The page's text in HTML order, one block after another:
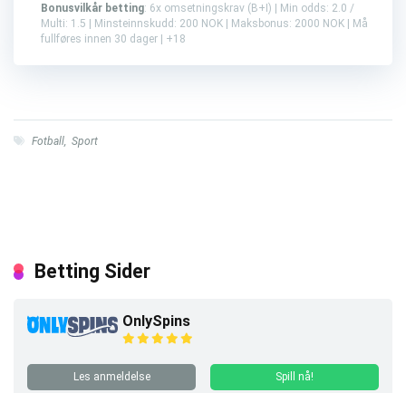
Bonusvilkår betting: 6x omsetningskrav (B+I) | Min odds: 2.0 /
Multi: 1.5 | Minsteinnskudd: 200 NOK | Maksbonus: 2000 NOK | Må
fullføres innen 30 dager | +18
Fotball, Sport
Betting Sider
OnlySpins
Les anmeldelse
Spill nå!